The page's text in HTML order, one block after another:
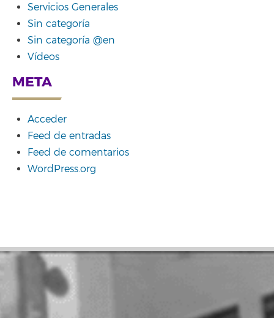
Servicios Generales
Sin categoría
Sin categoría @en
Vídeos
META
Acceder
Feed de entradas
Feed de comentarios
WordPress.org